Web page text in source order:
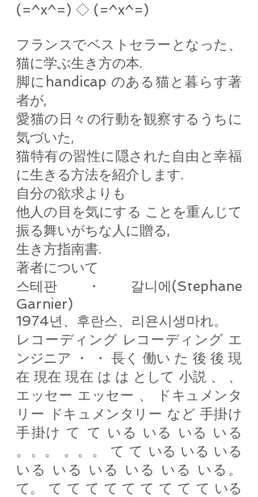
(=^x^=) ◇ (=^x^=)
フランスでベストセラーとなった、
猫に学ぶ生き方の本.
脚にhandicap のある猫と暮らす著
者が,
愛猫の日々の行動を観察するうちに
気づいた,
猫特有の習性に隠された自由と幸福
に生きる方法を紹介します.
自分の欲求よりも
他人の目を気にする ことを重んじて
振る舞いがちな人に贈る,
生き方指南書.
著者について
스테판・갈니에(Stephane
Garnier)
1974년、후란스、리욘시생마れ。
レコーディング レコーディング エ
ンジニア ・ ・ 長く 働い た 後 後 現
在 現在 現在 は は として 小説 、 、
エッセー エッセー 、 ドキュメンタ
リー ドキュメンタリー など 手掛け
手掛け て て いる いる いる いる
。。。 。。。 て て いる いる いる
いる いる いる いる いる いる。
て。 て て て て て て て て て いる